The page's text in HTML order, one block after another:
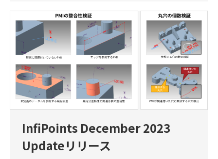
InfiPoints December 2023
Updateリリース